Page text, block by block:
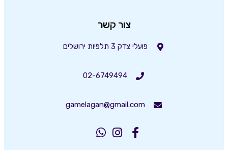
צור קשר
פועלי צדק 3 תלפיות ירושלים
02-6749494
gamelagan@gmail.com